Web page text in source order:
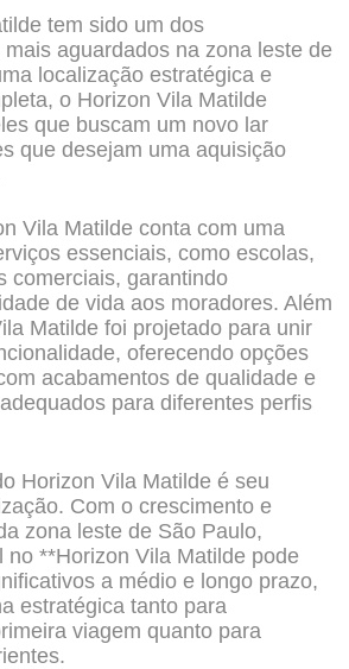
tem sido um dos
aguardados na zona leste de
localização estratégica e
o Horizon Vila Matilde
que buscam um novo lar
que desejam uma aquisição
Vila Matilde conta com uma
essenciais, como escolas,
comerciais, garantindo
de vida aos moradores. Além
Matilde foi projetado para unir
oferecendo opções
acabamentos de qualidade e
para diferentes perfis
Horizon Vila Matilde é seu
Com o crescimento e
zona leste de São Paulo,
no **Horizon Vila Matilde pode
a médio e longo prazo,
estratégica tanto para
viagem quanto para